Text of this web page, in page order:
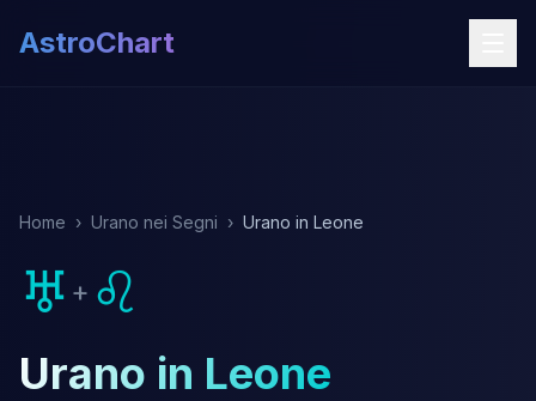
AstroChart
Home › Urano nei Segni › Urano in Leone
♅ + ♌
Urano in Leone